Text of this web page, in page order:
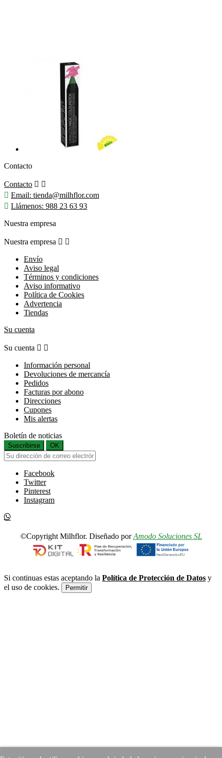
Contacto
Contacto  
 Email: tienda@milhflor.com
 Llámenos: 988 23 63 93
Nuestra empresa
Nuestra empresa  
Envío
Aviso legal
Términos y condiciones
Aviso informativo
Política de Cookies
Advertencia
Tiendas
Su cuenta
Su cuenta  
Información personal
Devoluciones de mercancía
Pedidos
Facturas por abono
Direcciones
Cupones
Mis alertas
Boletín de noticias
Suscribirse OK
Facebook
Twitter
Pinterest
Instagram
©Copyright Milhflor. Diseñado porAmodo Soluciones SL
Si continuas estas aceptando la Política de Protección de Datos y
el uso de cookies.
Permitir